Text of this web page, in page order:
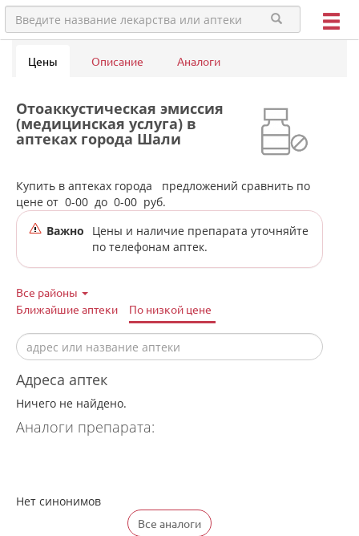
Цены Описание Аналоги
Отоаккустическая эмиссия
(медицинская услуга) в
аптеках города Шали
Купить в аптеках города
предложений сравнить по
цене от 0-00 до 0-00 руб.
Важно
Цены и наличие препарата уточняйте
по телефонам аптек.
Все районы
Ближайшие аптеки
По низкой цене
Адреса аптек
Ничего не найдено.
Аналоги препарата:
Нет синонимов
Все аналоги